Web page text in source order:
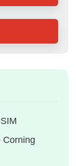
Corning